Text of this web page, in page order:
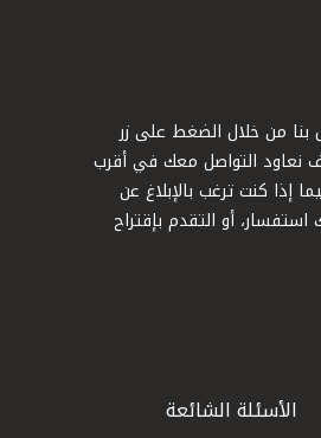
بنا من خلال الضغط على زر
نعاود التواصل معك في أقرب
إذا كنت ترغب بالإبلاغ عن
أو التقدم بإقتراح
الأسئلة الشائعة